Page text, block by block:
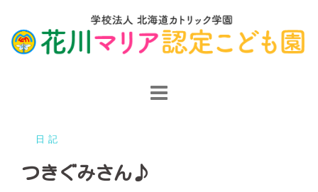
日記
つきぐみさん♪